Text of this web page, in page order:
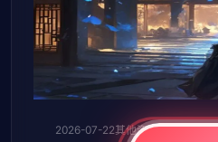
2026-07-22其他资讯